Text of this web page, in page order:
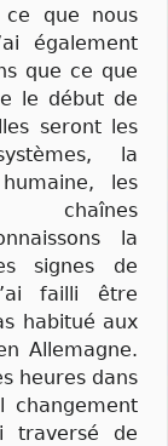
que nous
également
que ce que
le début de
seront les
la
les
chaînes
la
signes de
failli être
habitué aux
Allemagne.
heures dans
changement
traversé de